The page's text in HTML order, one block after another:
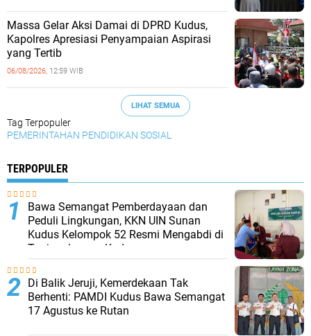
Massa Gelar Aksi Damai di DPRD Kudus,
Kapolres Apresiasi Penyampaian Aspirasi
yang Tertib
06/08/2026, 12:59 WIB
LIHAT SEMUA
Tag Terpopuler
PEMERINTAHAN PENDIDIKAN SOSIAL
TERPOPULER
Bawa Semangat Pemberdayaan dan
Peduli Lingkungan, KKN UIN Sunan
Kudus Kelompok 52 Resmi Mengabdi di
Tanjungkarang Kudus
Di Balik Jeruji, Kemerdekaan Tak
Berhenti: PAMDI Kudus Bawa Semangat
17 Agustus ke Rutan